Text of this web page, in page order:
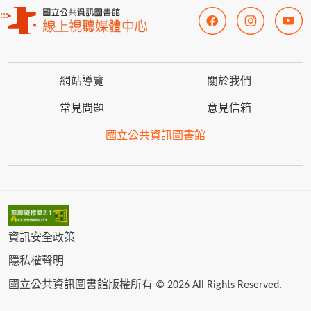
:::
網站導覽 關於我們
常見問題 意見信箱
國立公共資訊圖書館
資訊安全政策
隱私權聲明
國立公共資訊圖書館版權所有 © 2026 All Rights Reserved.